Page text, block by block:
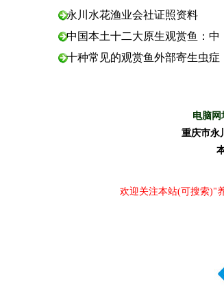
永川水花渔业会社证照资料
中国本土十二大原生观赏鱼：中
十种常见的观赏鱼外部寄生虫症
电脑网
重庆市永
欢迎关注本站(可搜索)"